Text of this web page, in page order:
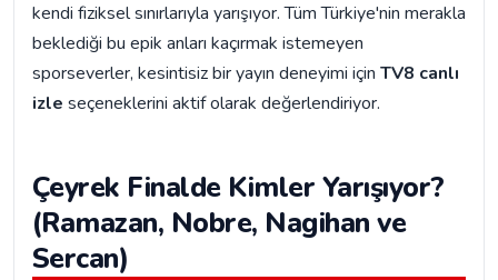
kendi fiziksel sınırlarıyla yarışıyor. Tüm Türkiye'nin merakla
beklediği bu epik anları kaçırmak istemeyen
sporseverler, kesintisiz bir yayın deneyimi için TV8 canlı
izle seçeneklerini aktif olarak değerlendiriyor.
Çeyrek Finalde Kimler Yarışıyor?
(Ramazan, Nobre, Nagihan ve
Sercan)